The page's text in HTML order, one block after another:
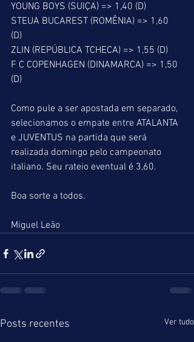
YOUNG BOYS (SUIÇA) => 1,40 (D)
STEUA BUCAREST (ROMÊNIA) => 1,60
(D)
ZLIN (REPÚBLICA TCHECA) => 1,55 (D)
F C COPENHAGEN (DINAMARCA) => 1,50
(D)
Como pule a ser apostada em separado,
selecionamos o empate entre ATALANTA
e JUVENTUS na partida que será
realizada domingo pelo campeonato
italiano. Seu rateio eventual é 3,60.
Boa sorte a todos.
Miguel Leão
Posts recentes Ver tudo